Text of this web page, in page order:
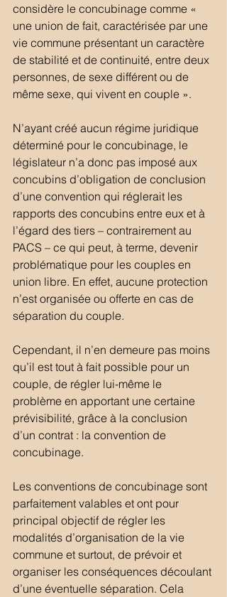
considère le concubinage comme «
une union de fait, caractérisée par une
vie commune présentant un caractère
de stabilité et de continuité, entre deux
personnes, de sexe différent ou de
même sexe, qui vivent en couple ».
N’ayant créé aucun régime juridique
déterminé pour le concubinage, le
législateur n’a donc pas imposé aux
concubins d’obligation de conclusion
d’une convention qui réglerait les
rapports des concubins entre eux et à
l’égard des tiers – contrairement au
PACS – ce qui peut, à terme, devenir
problématique pour les couples en
union libre. En effet, aucune protection
n’est organisée ou offerte en cas de
séparation du couple.
Cependant, il n’en demeure pas moins
qu’il est tout à fait possible pour un
couple, de régler lui-même le
problème en apportant une certaine
prévisibilité, grâce à la conclusion
d’un contrat : la convention de
concubinage.
Les conventions de concubinage sont
parfaitement valables et ont pour
principal objectif de régler les
modalités d’organisation de la vie
commune et surtout, de prévoir et
organiser les conséquences découlant
d’une éventuelle séparation. Cela